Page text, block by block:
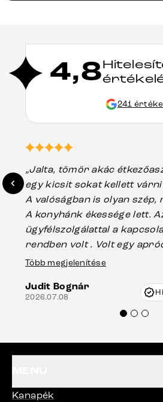
4,8
241
„Jalta, tömör akác
egy kicsit sokat kellett
A valóságban is olyan szép, mint a képeken.
A konyhánk ékessége lett.
ügyfélszolgálattal a
rendben volt . Volt egy
asztal talpánál, ami
nagyon korrekten jártak el
Mindenkinek ajánlani tudom
Több megjelenítése
Judit Bognár
2026.07.08
Kanapék